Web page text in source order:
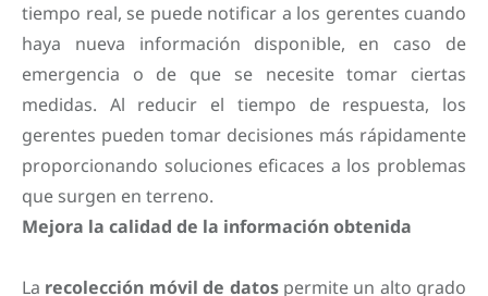
tiempo real, se puede notificar a los gerentes cuando
haya nueva información disponible, en caso de
emergencia o de que se necesite tomar ciertas
medidas. Al reducir el tiempo de respuesta, los
gerentes pueden tomar decisiones más rápidamente
proporcionando soluciones eficaces a los problemas
que surgen en terreno.
Mejora la calidad de la información obtenida
La recolección móvil de datospermite un alto grado